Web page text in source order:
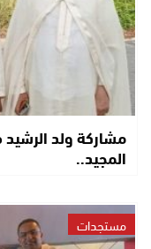
مشاركة ولد
المجيد..
مستجدات